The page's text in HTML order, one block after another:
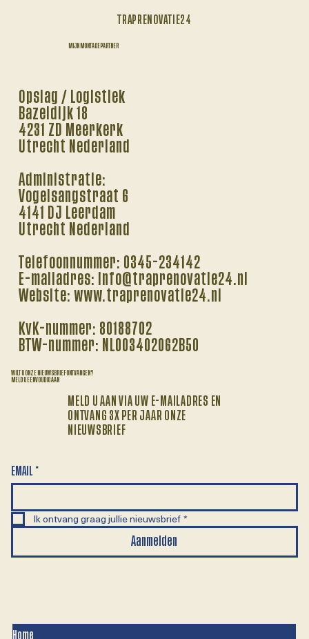
TRAPRENOVATIE24
MIJN MONTAGEPARTNER
Opslag / Logistiek
Bazeldijk 18
4231 ZD Meerkerk
Utrecht Nederland
Administratie:
Vogelsangstraat 6
4141 DJ Leerdam
Utrecht Nederland
Telefoonnummer: 0345-234142
E-mailadres: info@traprenovatie24.nl
Website: www.traprenovatie24.nl
KvK-nummer: 80188702
BTW-nummer: NL003402062B50
WILT U ONZE NIEUWSBRIEF ONTVANGEN?
MELD U EENVOUDIG AAN
MELD U AAN VIA UW E-MAILADRES EN
ONTVANG 3X PER JAAR ONZE
NIEUWSBRIEF
EMAIL *
Ik ontvang graag jullie nieuwsbrief*
Aanmelden
Home